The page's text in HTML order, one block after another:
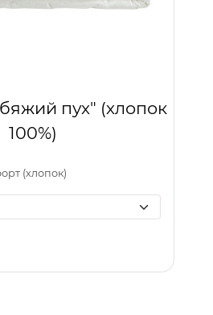
пух" (хлопок
100%)
(хлопок)